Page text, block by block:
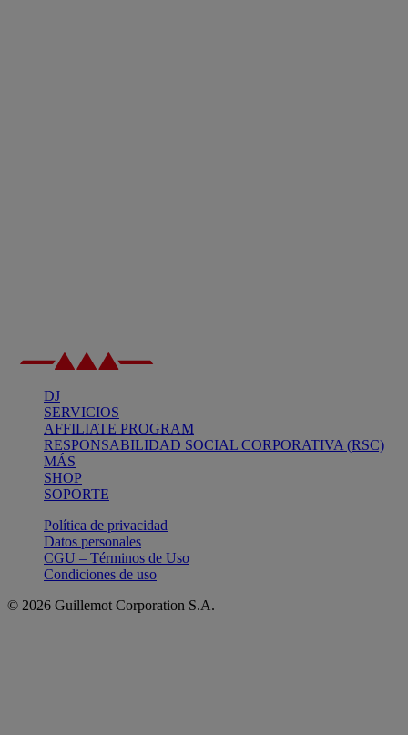
DJ
SERVICIOS
AFFILIATE PROGRAM
RESPONSABILIDAD SOCIAL CORPORATIVA (RSC)
MÁS
SHOP
SOPORTE
Política de privacidad
Datos personales
CGU – Términos de Uso
Condiciones de uso
© 2026 Guillemot Corporation S.A.